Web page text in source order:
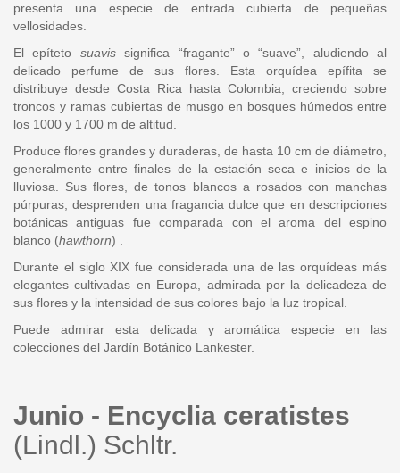
presenta una especie de entrada cubierta de pequeñas
vellosidades.
El epíteto suavissignifica “fragante” o “suave”, aludiendo al
delicado perfume de sus flores. Esta orquídea epífita se
distribuye desde Costa Rica hasta Colombia, creciendo sobre
troncos y ramas cubiertas de musgo en bosques húmedos entre
los 1000 y 1700 m de altitud.
Produce flores grandes y duraderas, de hasta 10 cm de diámetro,
generalmente entre finales de la estación seca e inicios de la
lluviosa. Sus flores, de tonos blancos a rosados con manchas
púrpuras, desprenden una fragancia dulce que en descripciones
botánicas antiguas fue comparada con el aroma del espino
blanco (hawthorn) .
Durante el siglo XIX fue considerada una de las orquídeas más
elegantes cultivadas en Europa, admirada por la delicadeza de
sus flores y la intensidad de sus colores bajo la luz tropical.
Puede admirar esta delicada y aromática especie en las
colecciones del Jardín Botánico Lankester.
Junio - Encyclia ceratistes
(Lindl.) Schltr.